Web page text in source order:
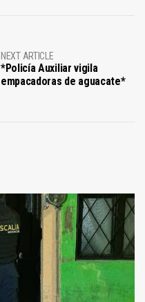
NEXT ARTICLE
*Policía Auxiliar vigila
empacadoras de aguacate*